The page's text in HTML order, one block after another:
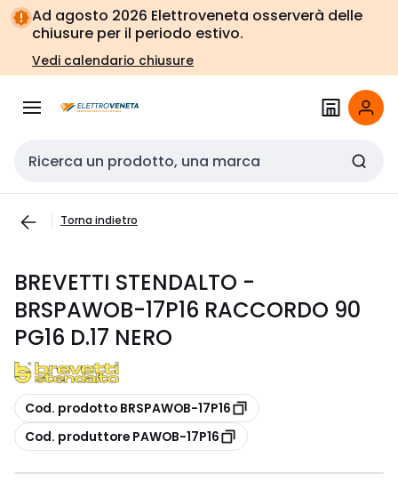
Vai alla
navigazione
Vai
alla
pagina
Ad agosto 2026 Elettroveneta osserverà delle
chiusure per il periodo estivo.
Vedi calendario chiusure
Cerca input
Torna indietro
BREVETTI STENDALTO -
BRSPAWOB-17P16 RACCORDO 90
PG16 D.17 NERO
copia
Cod. prodotto BRSPAWOB-17P16
copia
Cod. produttore PAWOB-17P16